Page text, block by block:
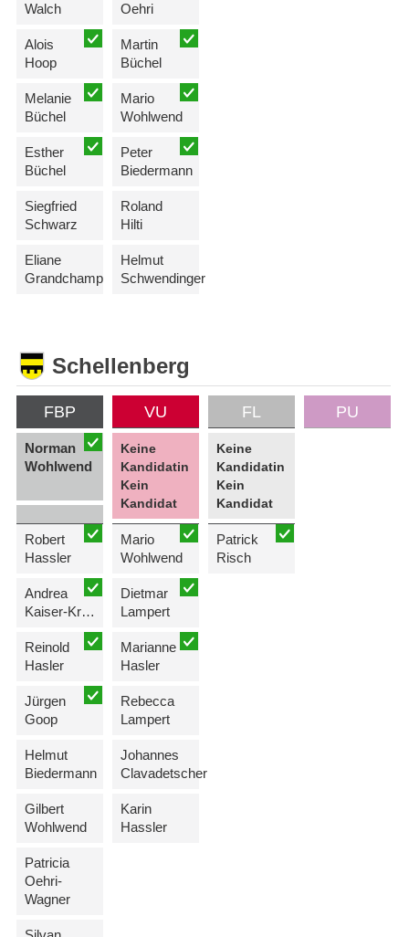
Walch
Alois
Hoop
Melanie
Büchel
Esther
Büchel
Siegfried
Schwarz
Eliane
Grandchamp
Oehri
Martin
Büchel
Mario
Wohlwend
Peter
Biedermann
Roland
Hilti
Helmut
Schwendinger
Schellenberg
FBP
Norman
Wohlwend
Robert
Hassler
Andrea
Kaiser-Kreuzer
Reinold
Hasler
Jürgen
Goop
Helmut
Biedermann
Gilbert
Wohlwend
Patricia
Oehri-
Wagner
VU
Keine
Kandidatin
Kein
Kandidat
Mario
Wohlwend
Dietmar
Lampert
Marianne
Hasler
Rebecca
Lampert
Johannes
Clavadetscher
Karin
Hassler
FL
Keine
Kandidatin
Kein
Kandidat
Patrick
Risch
PU